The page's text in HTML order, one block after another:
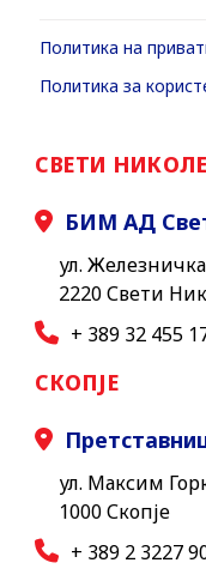
Политика на
Политика за
СВЕТИ НИКОЛЕ
БИМ АД
ул.
2220 Свети
+ 389 32 455
СКОПЈЕ
ул. Максим
1000 Скопје
+ 389 2 3227